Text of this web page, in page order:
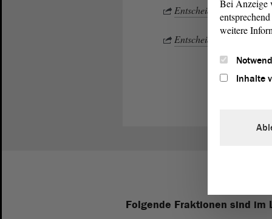
Entscheidungen
Entscheidungen
Folgende Fraktionen sind im
Bei Anzeige
weitere
Inhalte